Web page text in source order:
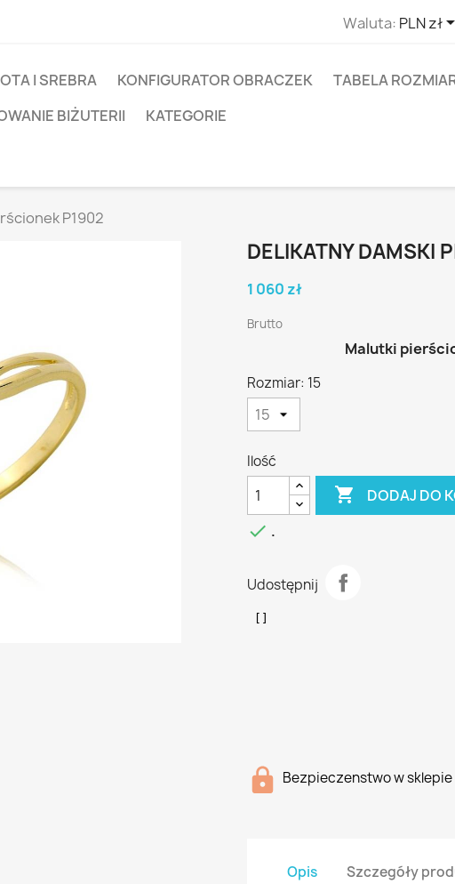
Waluta: PLN zł
I SREBRA KONFIGURATOR OBRACZEK
TABELA
BIŻUTERII
KATEGORIE
P1902
DELIKATNY DAMSKI
1 060 zł
Brutto
Malutki
Rozmiar: 15
Ilość
 DODAJ DO
 .
Udostępnij
Bezpieczenstwo w sklepie
Opis Szczegóły